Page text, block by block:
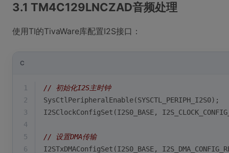
3.1 TM4C129LNCZAD音频处理
使用TI的TivaWare库配置I2S接口：
C
1
// 初始化I2S主时钟
2
SysCtlPeripheralEnable(SYSCTL_PERIPH_I2S0);
3
I2SClockConfigSet(I2S0_BASE,
4
5
// 设置DMA传输
6
I2STxDMAConfigSet(I2S0_BASE,